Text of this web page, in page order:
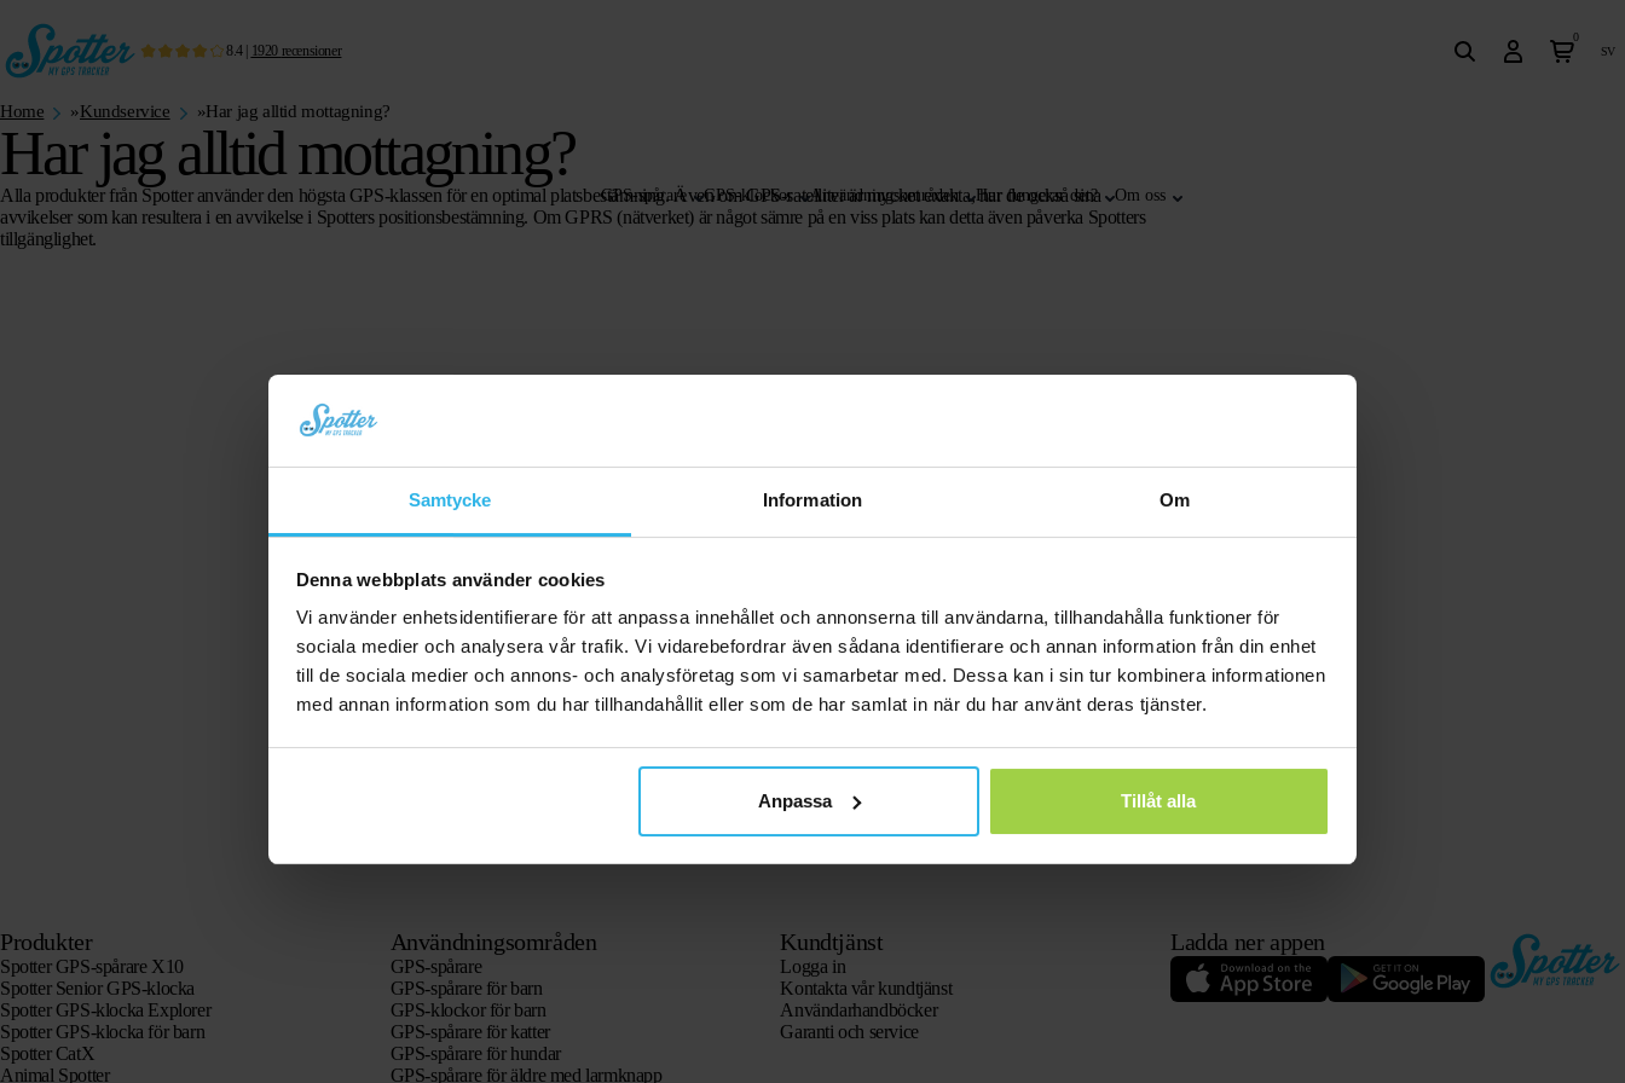
Samtycke Information Om
Denna webbplats använder cookies
Vi använder enhetsidentifierare för att anpassa innehållet och annonserna till användarna, tillhandahålla funktioner för
sociala medier och analysera vår trafik. Vi vidarebefordrar även sådana identifierare och annan information från din enhet
till de sociala medier och annons- och analysföretag som vi samarbetar med. Dessa kan i sin tur kombinera informationen
med annan information som du har tillhandahållit eller som de har samlat in när du har använt deras tjänster.
Anpassa Tillåt alla
8.4| 1920 recensioner
GPS-spårare GPS-klockor Användningsområden Hur fungerar det? Om oss
0
sv
Home »Kundservice »Har jag alltid mottagning?
Har jag alltid mottagning?
Alla produkter från Spotter använder den högsta GPS-klassen för en optimal platsbestämning. Även om GPS-satelliter är mycket exakta, har de också sina
avvikelser som kan resultera i en avvikelse i Spotters positionsbestämning. Om GPRS (nätverket) är något sämre på en viss plats kan detta även påverka Spotters
tillgänglighet.
Produkter
Spotter GPS-spårare X10
Spotter Senior GPS-klocka
Spotter GPS-klocka Explorer
Spotter GPS-klocka för barn
Spotter CatX
Animal Spotter
Användningsområden
GPS-spårare
GPS-spårare för barn
GPS-klockor för barn
GPS-spårare för katter
GPS-spårare för hundar
GPS-spårare för äldre med larmknapp
Kundtjänst
Logga in
Kontakta vår kundtjänst
Användarhandböcker
Garanti och service
Ladda ner appen